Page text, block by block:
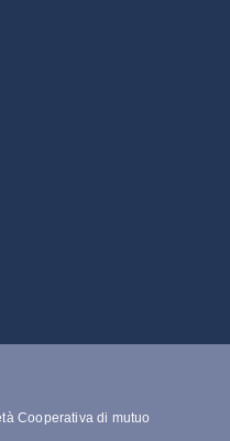
Cooperativa di mutuo